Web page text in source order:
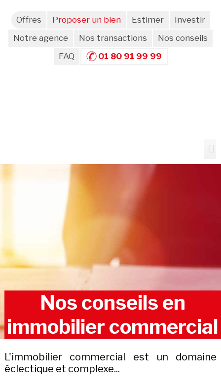
Offres Proposer un bien Estimer
Investir
Notre agence
Nos transactions
Nos conseils
FAQ
01 80 91 99 99
Nos conseils en
immobilier commercial
L'immobilier commercial est un domaine
éclectique et complexe...